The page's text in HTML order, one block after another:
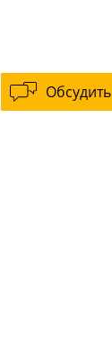
Обсудить